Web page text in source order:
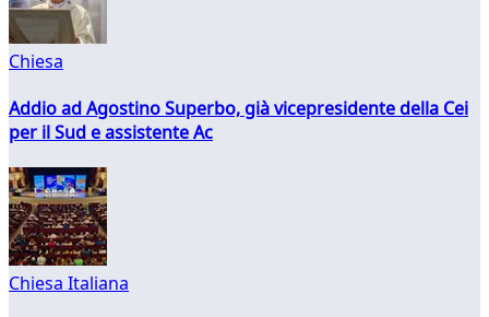
Chiesa
Addio ad Agostino Superbo, già vicepresidente della Cei
per il Sud e assistente Ac
Chiesa Italiana